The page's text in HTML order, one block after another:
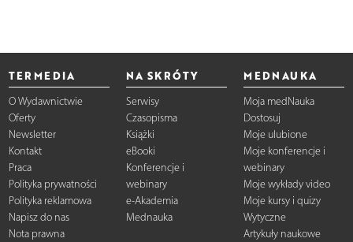
TERMEDIA
O Wydawnictwie
Oferty
Newsletter
Kontakt
Praca
Polityka prywatności
Polityka reklamowa
Napisz do nas
Nota prawna
NA SKRÓTY
Serwisy
Czasopisma
Książki
eBooki
Konferencje i
webinary
e-Akademia
Mednauka
MEDNAUKA
Moja medNauka
Dostosuj
Moje ulubione
Moje konferencje i
webinary
Moje wykłady video
Moje kursy i quizy
Wytyczne
Artykuły naukowe